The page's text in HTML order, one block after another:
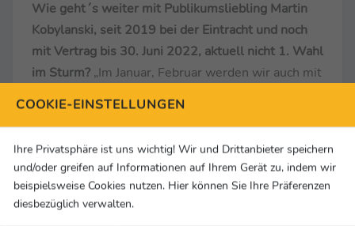
Wie geht´s weiter mit Publikumsliebling Martin
Kobylanski, seit 2019 bei der Eintracht und noch
mit Vertrag bis 30. Juni 2022, aktuell nicht 1. Wahl
im Sturm? „Im Januar, Februar werden wir auch mit
selbst entscheiden.“
Fußball LIVE bei MagentaSport
COOKIE-EINSTELLUNGEN
Ihre Privatsphäre ist uns wichtig! Wir und Drittanbieter speichern
und/oder greifen auf Informationen auf Ihrem Gerät zu, indem wir
beispielsweise Cookies nutzen. Hier können Sie Ihre Präferenzen
diesbezüglich verwalten.